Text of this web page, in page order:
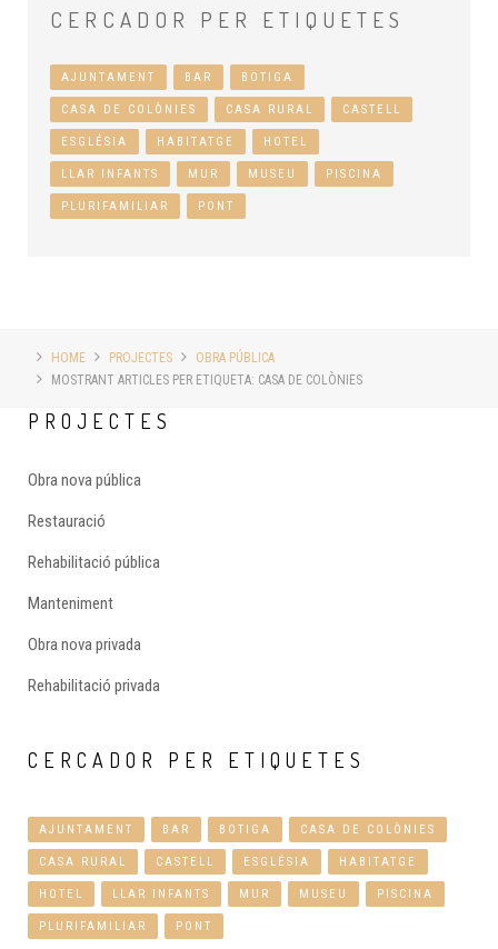
CERCADOR PER ETIQUETES
AJUNTAMENT BAR BOTIGA
CASA DE COLÒNIES CASA RURAL CASTELL
ESGLÉSIA HABITATGE HOTEL
LLAR INFANTS MUR MUSEU PISCINA
PLURIFAMILIAR PONT
HOME PROJECTES
OBRA PÚBLICA
MOSTRANT ARTICLES PER ETIQUETA: CASA DE COLÒNIES
PROJECTES
Obra nova pública
Restauració
Rehabilitació pública
Manteniment
Obra nova privada
Rehabilitació privada
CERCADOR PER ETIQUETES
AJUNTAMENT BAR BOTIGA CASA DE COLÒNIES
CASA RURAL CASTELL ESGLÉSIA HABITATGE
HOTEL LLAR INFANTS MUR MUSEU PISCINA
PLURIFAMILIAR PONT